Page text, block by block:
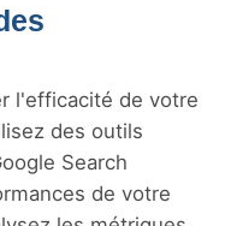
l'efficacité de votre
des outils
Search
de votre